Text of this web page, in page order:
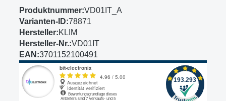
Produktnummer:VD01IT_A
Varianten-ID:78871
Hersteller:KLIM
Hersteller-Nr.:VD01IT
EAN:3701152100491